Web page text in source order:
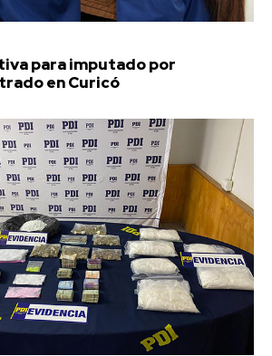
para imputado por
en Curicó